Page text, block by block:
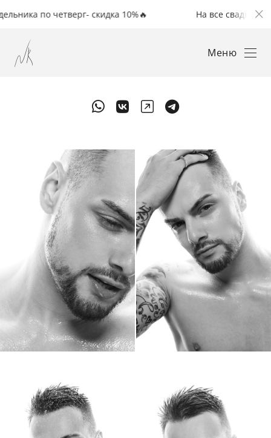
по четверг- скидка 10%🔥 На все свадьбы с
Меню